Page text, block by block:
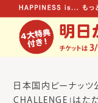
日本国内ピーナッツ
CHALLENGE」はた